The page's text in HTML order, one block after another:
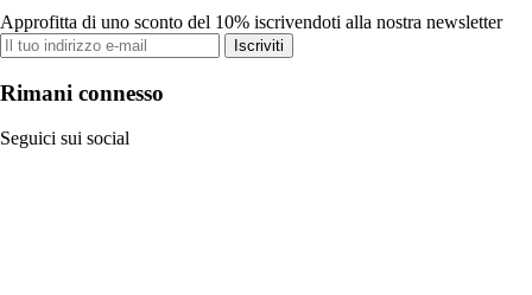
Approfitta di uno sconto del 10% iscrivendoti alla nostra newsletter
Iscriviti
Rimani connesso
Seguici sui social